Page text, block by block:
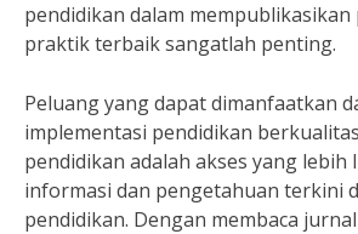
pendidikan dalam
praktik terbaik sangatlah penting.
Peluang yang dapat dimanfaatkan
implementasi pendidikan
pendidikan adalah akses yang lebih
informasi dan pengetahuan terkini
pendidikan. Dengan membaca